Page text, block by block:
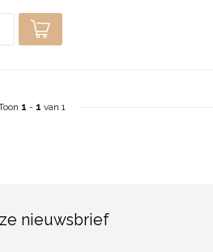
1 - 1 van 1
nieuwsbrief